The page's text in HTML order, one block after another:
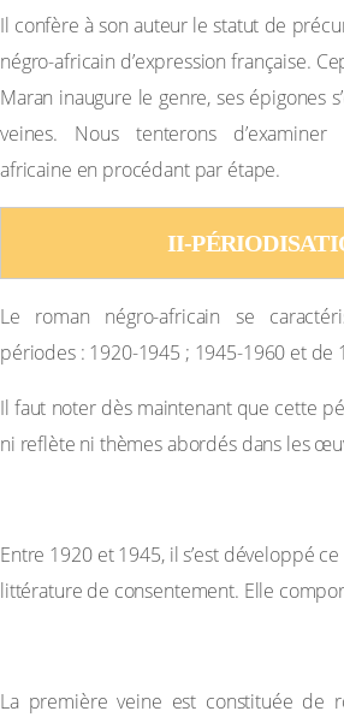
Il confère à son auteur le statut de
négro-africain d’expression française.
Maran inaugure le genre, ses épigones
veines. Nous tenterons d’examiner
africaine en procédant par étape.
II-
Le roman négro-africain se
périodes : 1920-1945 ; 1945-1960 et de
Il faut noter dès maintenant que cette
ni reflète ni thèmes abordés dans les
Entre 1920 et 1945, il s’est développé
littérature de consentement. Elle
La première veine est constituée de